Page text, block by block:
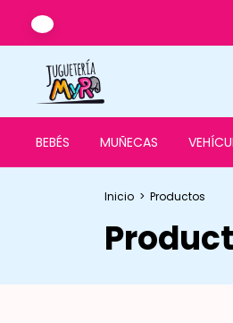
BEBÉS MUÑECAS
Inicio > Productos